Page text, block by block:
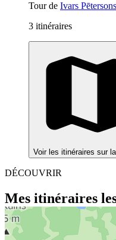
Tour de Ivars Pētersons
3 itinéraires
Voir les itinéraires sur
DÉCOUVRIR
Mes itinéraires